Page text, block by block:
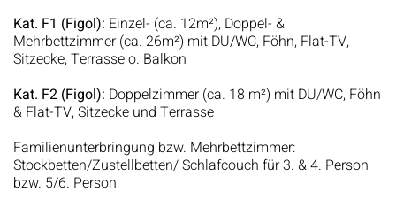
Kat. F1 (Figol): Einzel- (ca. 12m²), Doppel- &
Mehrbettzimmer (ca. 26m²) mit DU/WC, Föhn, Flat-TV,
Sitzecke, Terrasse o. Balkon
Kat. F2 (Figol): Doppelzimmer (ca. 18 m²) mit DU/WC, Föhn
& Flat-TV, Sitzecke und Terrasse
Familienunterbringung bzw. Mehrbettzimmer:
Stockbetten/Zustellbetten/ Schlafcouch für 3. & 4. Person
bzw. 5/6. Person